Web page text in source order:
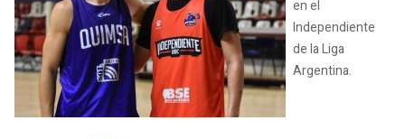
en el
Independiente
de la Liga
Argentina.